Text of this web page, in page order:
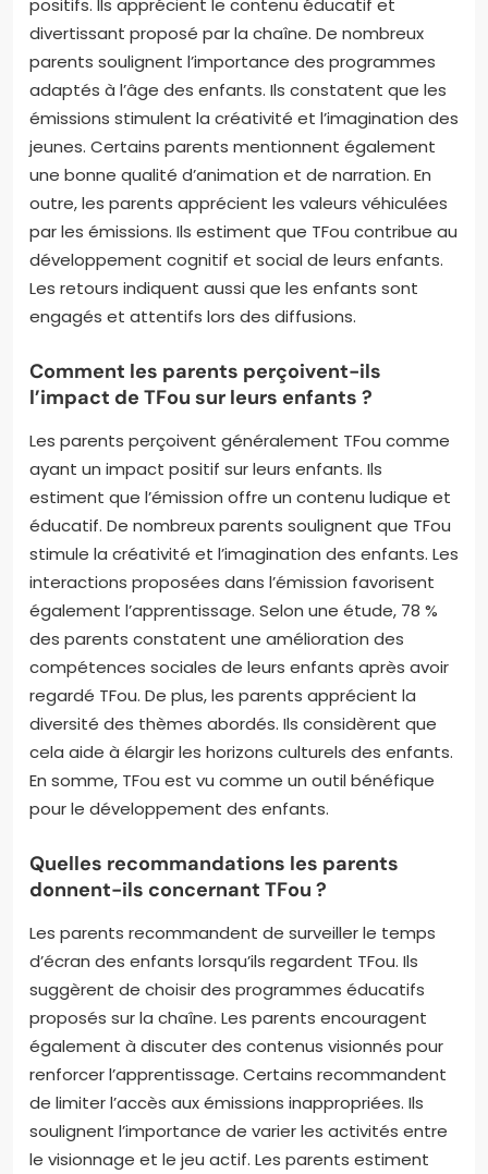
positifs. Ils apprécient le contenu éducatif et
divertissant proposé par la chaîne. De nombreux
parents soulignent l’importance des programmes
adaptés à l’âge des enfants. Ils constatent que les
émissions stimulent la créativité et l’imagination des
jeunes. Certains parents mentionnent également
une bonne qualité d’animation et de narration. En
outre, les parents apprécient les valeurs véhiculées
par les émissions. Ils estiment que TFou contribue au
développement cognitif et social de leurs enfants.
Les retours indiquent aussi que les enfants sont
engagés et attentifs lors des diffusions.
Comment les parents perçoivent-ils
l’impact de TFou sur leurs enfants ?
Les parents perçoivent généralement TFou comme
ayant un impact positif sur leurs enfants. Ils
estiment que l’émission offre un contenu ludique et
éducatif. De nombreux parents soulignent que TFou
stimule la créativité et l’imagination des enfants. Les
interactions proposées dans l’émission favorisent
également l’apprentissage. Selon une étude, 78 %
des parents constatent une amélioration des
compétences sociales de leurs enfants après avoir
regardé TFou. De plus, les parents apprécient la
diversité des thèmes abordés. Ils considèrent que
cela aide à élargir les horizons culturels des enfants.
En somme, TFou est vu comme un outil bénéfique
pour le développement des enfants.
Quelles recommandations les parents
donnent-ils concernant TFou ?
Les parents recommandent de surveiller le temps
d’écran des enfants lorsqu’ils regardent TFou. Ils
suggèrent de choisir des programmes éducatifs
proposés sur la chaîne. Les parents encouragent
également à discuter des contenus visionnés pour
renforcer l’apprentissage. Certains recommandent
de limiter l’accès aux émissions inappropriées. Ils
soulignent l’importance de varier les activités entre
le visionnage et le jeu actif. Les parents estiment